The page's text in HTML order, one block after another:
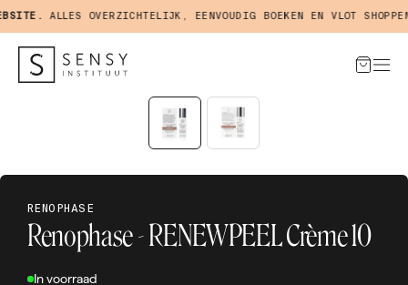
ALLES OVERZICHTELIJK, EENVOUDIG BOEKEN EN VLOT SHOPPEN
RENOPHASE
Renophase - RENEWPEEL Crème 10
In voorraad